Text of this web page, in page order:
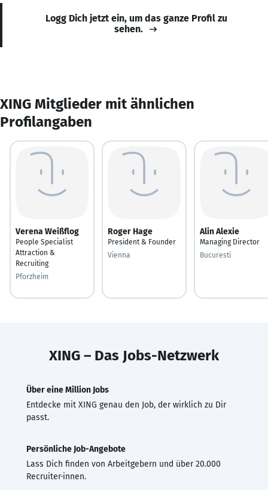
Logg Dich jetzt ein, um das ganze Profil zu
sehen.
XING Mitglieder mit ähnlichen
Profilangaben
Verena Weißflog
People Specialist
Attraction &
Recruiting
Pforzheim
Roger Hage
President & Founder
Vienna
Alin Alexie
Managing Director
Bucuresti
XING – Das Jobs-Netzwerk
Über eine Million Jobs
Entdecke mit XING genau den Job, der wirklich zu Dir
passt.
Persönliche Job-Angebote
Lass Dich finden von Arbeitgebern und über 20.000
Recruiter·innen.